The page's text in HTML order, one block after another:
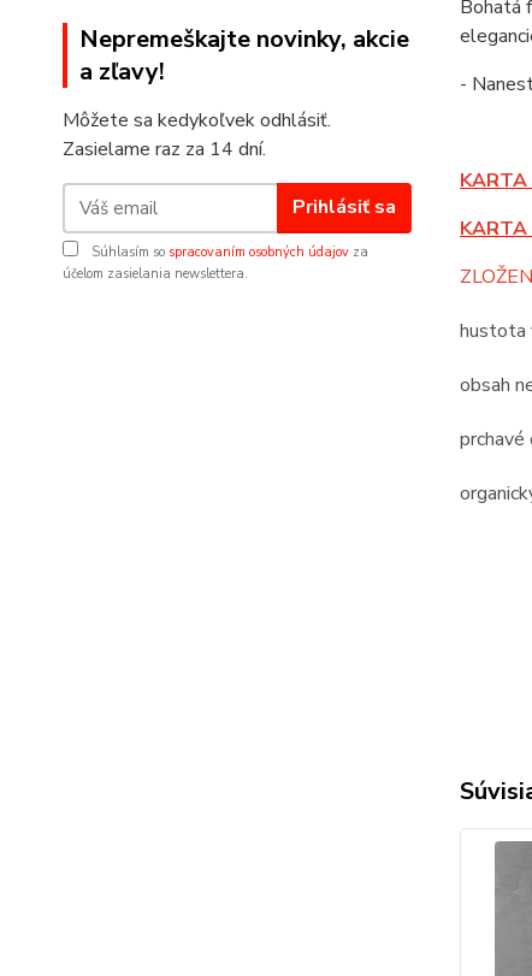
Nepremeškajte novinky, akcie
a zľavy!
Môžete sa kedykoľvek odhlásiť.
Zasielame raz za 14 dní.
Prihlásiť sa
Súhlasím so spracovaním osobných údajov za
účelom zasielania newslettera.
Bohatá
-
KARTA
KARTA
hustota
obsah
prchavé